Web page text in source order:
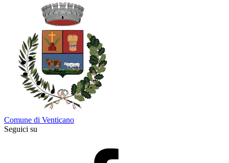
Comune di Venticano
Seguici su